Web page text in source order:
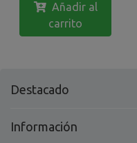
Añadir al
carrito
Destacado
Información